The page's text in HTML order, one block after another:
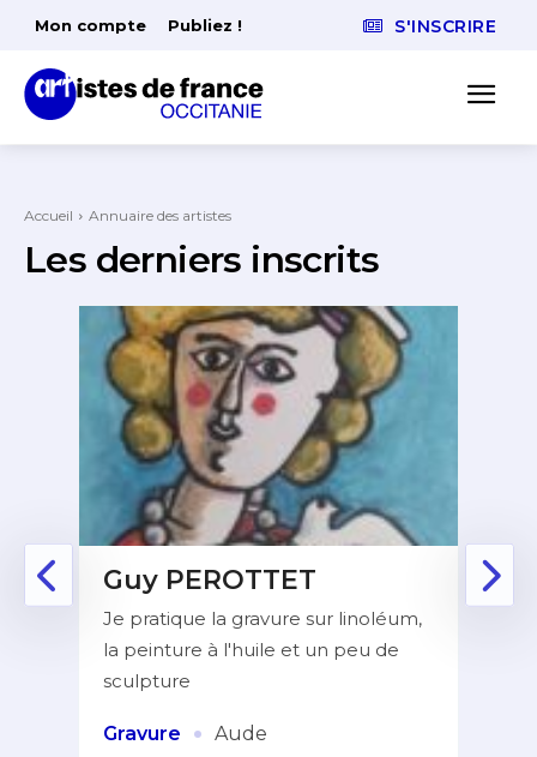
Mon compte Publiez ! S'INSCRIRE
Accueil Annuaire des artistes
Les derniers inscrits
Guy PEROTTET
Je pratique la gravure sur linoléum,
la peinture à l'huile et un peu de
sculpture
Gravure · Aude